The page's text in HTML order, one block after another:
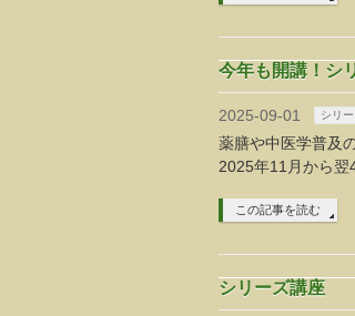
今年も開講！シ
2025-09-01 シリ
薬膳や中医学普及
2025年11月から翌
この記事を読む
シリーズ講座